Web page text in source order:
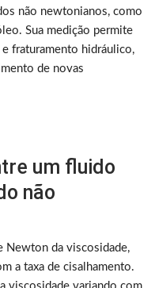
não newtonianos, como
Sua medição permite
fraturamento hidráulico,
de novas
um fluido
não
Newton da viscosidade,
a taxa de cisalhamento.